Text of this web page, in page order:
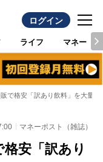
ログイン
ライフ マネー
で格安「訳あり飲料」を大量購
マネーポスト（雑誌）
安「訳あり